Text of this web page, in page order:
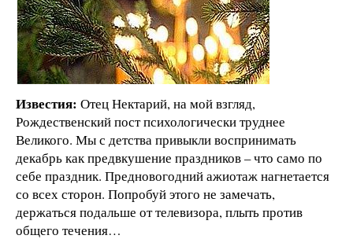
Известия: Отец Нектарий, на мой взгляд,
Рождественский пост психологически труднее
Великого. Мы с детства привыкли воспринимать
декабрь как предвкушение праздников – что само по
себе праздник. Предновогодний ажиотаж нагнетается
со всех сторон. Попробуй этого не замечать,
держаться подальше от телевизора, плыть против
общего течения…